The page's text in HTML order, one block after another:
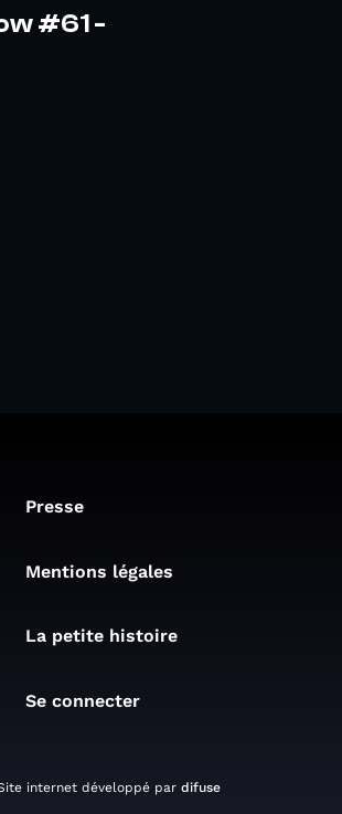
#61 -
Presse
Mentions légales
La petite histoire
Se connecter
internet développé par difuse